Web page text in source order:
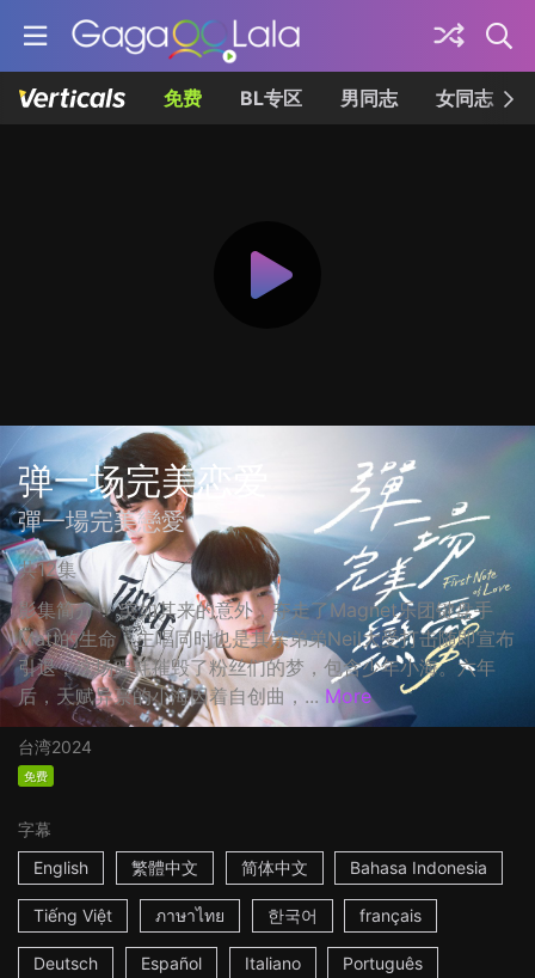
免费 BL专区 男同志 女同志
弹一场完美恋爱
彈一場完美戀愛
共12集
影集简介： 突如其来的意外，夺走了Magnet乐团键盘手
Matt的生命，主唱同时也是其亲弟弟Neil大受打击随即宣布
引退，这场噩耗摧毁了粉丝们的梦，包含少年小海。六年
后，天赋异禀的小海因着自创曲，... More
台湾2024
免费
字幕
English
繁體中文 简体中文 Bahasa Indonesia
Tiếng Việt ภาษาไทย 한국어 français
Deutsch Español Italiano Português